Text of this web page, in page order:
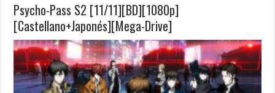
Psycho-Pass S2 [11/11][BD][1080p]
[Castellano+Japonés][Mega-Drive]